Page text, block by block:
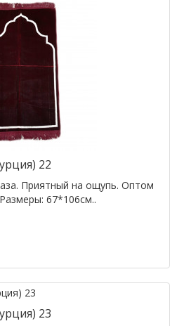
22
Приятный на ощупь. Оптом
67*106см..
23